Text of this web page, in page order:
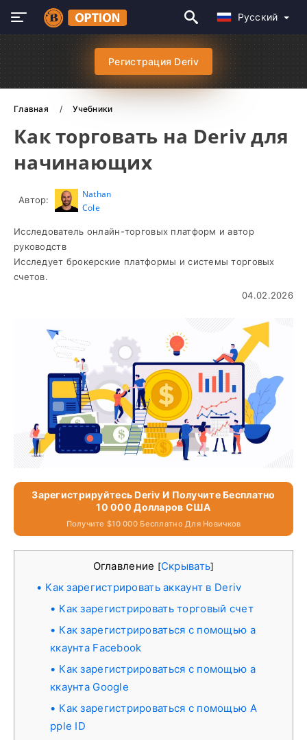
Русский
Регистрация Deriv
Главная Учебники
Как торговать на Deriv для
начинающих
Автор:
Nathan
Cole
Исследователь онлайн-торговых платформ и автор
руководств
Исследует брокерские платформы и системы торговых
счетов.
04.02.2026
Зарегистрируйтесь Deriv И Получите Бесплатно
10 000 Долларов США
Получите $10 000 Бесплатно Для Новичков
Оглавление [Скрывать]
Как зарегистрировать аккаунт в Deriv
Как зарегистрировать торговый счет
Как зарегистрироваться с помощью а
ккаунта Facebook
Как зарегистрироваться с помощью а
ккаунта Google
Как зарегистрироваться с помощью A
pple ID